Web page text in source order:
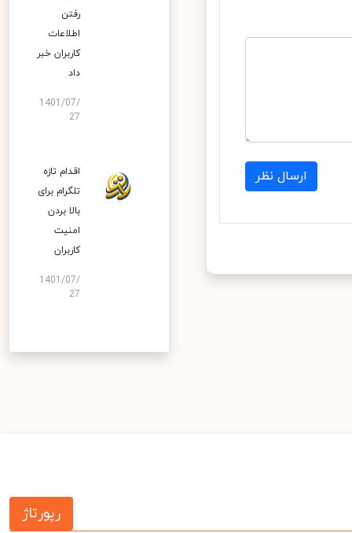
ارسال نظر
رفتن
اطلاعات
کاربران خبر
داد
1401/07/
27
اقدام تازه
تلگرام برای
بالا بردن
امنیت
کاربران
1401/07/
27
رپورتاژ